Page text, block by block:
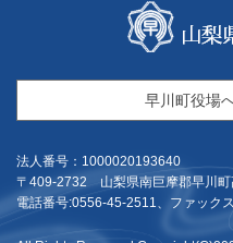
早川町役場
法人番号：1000020193640
〒409-2732 山梨県南巨摩郡早川町
電話番号:0556-45-2511、ファック